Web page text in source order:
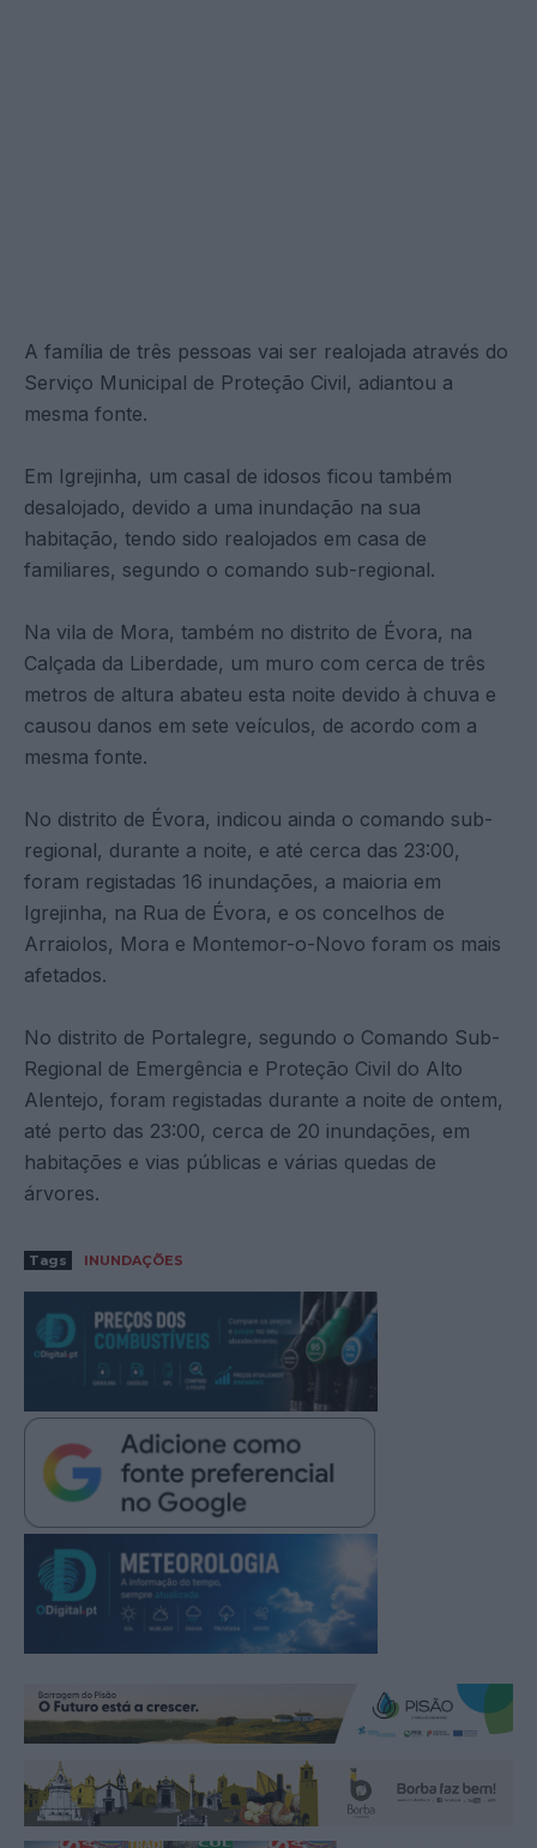
A família de três pessoas vai ser realojada através do
Serviço Municipal de Proteção Civil, adiantou a
mesma fonte.
Em Igrejinha, um casal de idosos ficou também
desalojado, devido a uma inundação na sua
habitação, tendo sido realojados em casa de
familiares, segundo o comando sub-regional.
Na vila de Mora, também no distrito de Évora, na
Calçada da Liberdade, um muro com cerca de três
metros de altura abateu esta noite devido à chuva e
causou danos em sete veículos, de acordo com a
mesma fonte.
No distrito de Évora, indicou ainda o comando sub-
regional, durante a noite, e até cerca das 23:00,
foram registadas 16 inundações, a maioria em
Igrejinha, na Rua de Évora, e os concelhos de
Arraiolos, Mora e Montemor-o-Novo foram os mais
afetados.
No distrito de Portalegre, segundo o Comando Sub-
Regional de Emergência e Proteção Civil do Alto
Alentejo, foram registadas durante a noite de ontem,
até perto das 23:00, cerca de 20 inundações, em
habitações e vias públicas e várias quedas de
árvores.
Tags INUNDAÇÕES